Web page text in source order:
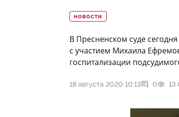
НОВОСТИ
В Пресненском суде
с участием Михаила
госпитализации
18 августа 2020 10:13 0 13